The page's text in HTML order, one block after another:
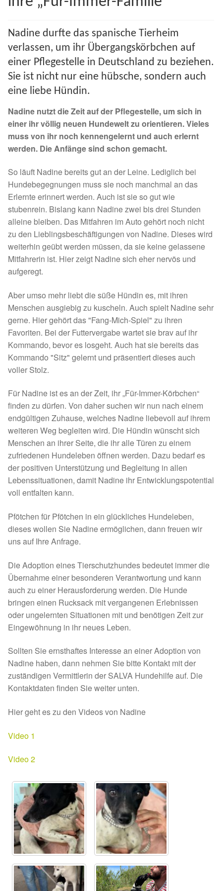
Juli bis Dezember 2023
Januar bis Juni 2023
Spenden 2022
Juli bis Dezember 2022
Januar bis Juni 2022
Spenden 2021
Juli bis Dezember 2021
Fördermitgliedschaft
Tierschutz
Auslandstierschutz
Schutzgebühr
Unsere Notnasen
Notnasen in Deutschland
Notnasen mit Handicap
Wichtige Gedanken vor der Adoption
Sicherheitsgeschirr
Mittelmeerkrankheiten
Leishmaniose
Qualzucht bei Hunden
Sonderfarben bei Hunden
Zwingerhusten
Ablauf Adoption
Info Broschüre – SALVA Hundehilfe e.V.
Glückliche Fellnasen
Reiseberichte
Kreativprojekte
Unsere Partnertierheime
Partnertierheim La Linea in Spanien
Nadine durfte das spanische Tierheim
verlassen, um ihr Übergangskörbchen auf
einer Pflegestelle in Deutschland zu beziehen.
Sie ist nicht nur eine hübsche, sondern auch
eine liebe Hündin.
Nadine nutzt die Zeit auf der Pflegestelle, um sich in
einer ihr völlig neuen Hundewelt zu orientieren. Vieles
muss von ihr noch kennengelernt und auch erlernt
werden. Die Anfänge sind schon gemacht.
So läuft Nadine bereits gut an der Leine. Lediglich bei
Hundebegegnungen muss sie noch manchmal an das
Erlernte erinnert werden. Auch ist sie so gut wie
stubenrein. Bislang kann Nadine zwei bis drei Stunden
alleine bleiben. Das Mitfahren im Auto gehört noch nicht
zu den Lieblingsbeschäftigungen von Nadine. Dieses wird
weiterhin geübt werden müssen, da sie keine gelassene
Mitfahrerin ist. Hier zeigt Nadine sich eher nervös und
aufgeregt.
Aber umso mehr liebt die süße Hündin es, mit ihren
Menschen ausgiebig zu kuscheln. Auch spielt Nadine sehr
gerne. Hier gehört das "Fang-Mich-Spiel" zu ihren
Favoriten. Bei der Futtervergabe wartet sie brav auf ihr
Kommando, bevor es losgeht. Auch hat sie bereits das
Kommando "Sitz" gelernt und präsentiert dieses auch
voller Stolz.
Für Nadine ist es an der Zeit, ihr „Für-Immer-Körbchen“
finden zu dürfen. Von daher suchen wir nun nach einem
endgültigen Zuhause, welches Nadine liebevoll auf ihrem
weiteren Weg begleiten wird. Die Hündin wünscht sich
Menschen an ihrer Seite, die ihr alle Türen zu einem
zufriedenen Hundeleben öffnen werden. Dazu bedarf es
der positiven Unterstützung und Begleitung in allen
Lebenssituationen, damit Nadine ihr Entwicklungspotential
voll entfalten kann.
Pfötchen für Pfötchen in ein glückliches Hundeleben,
dieses wollen Sie Nadine ermöglichen, dann freuen wir
uns auf Ihre Anfrage.
Die Adoption eines Tierschutzhundes bedeutet immer die
Übernahme einer besonderen Verantwortung und kann
auch zu einer Herausforderung werden. Die Hunde
bringen einen Rucksack mit vergangenen Erlebnissen
oder ungelernten Situationen mit und benötigen Zeit zur
Eingewöhnung in ihr neues Leben.
Sollten Sie ernsthaftes Interesse an einer Adoption von
Nadine haben, dann nehmen Sie bitte Kontakt mit der
zuständigen Vermittlerin der SALVA Hundehilfe auf. Die
Kontaktdaten finden Sie weiter unten.
Hier geht es zu den Videos von Nadine
Video 1
Video 2